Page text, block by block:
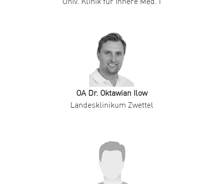
OA Dr. Oktawian Ilow
Landesklinikum Zwettel